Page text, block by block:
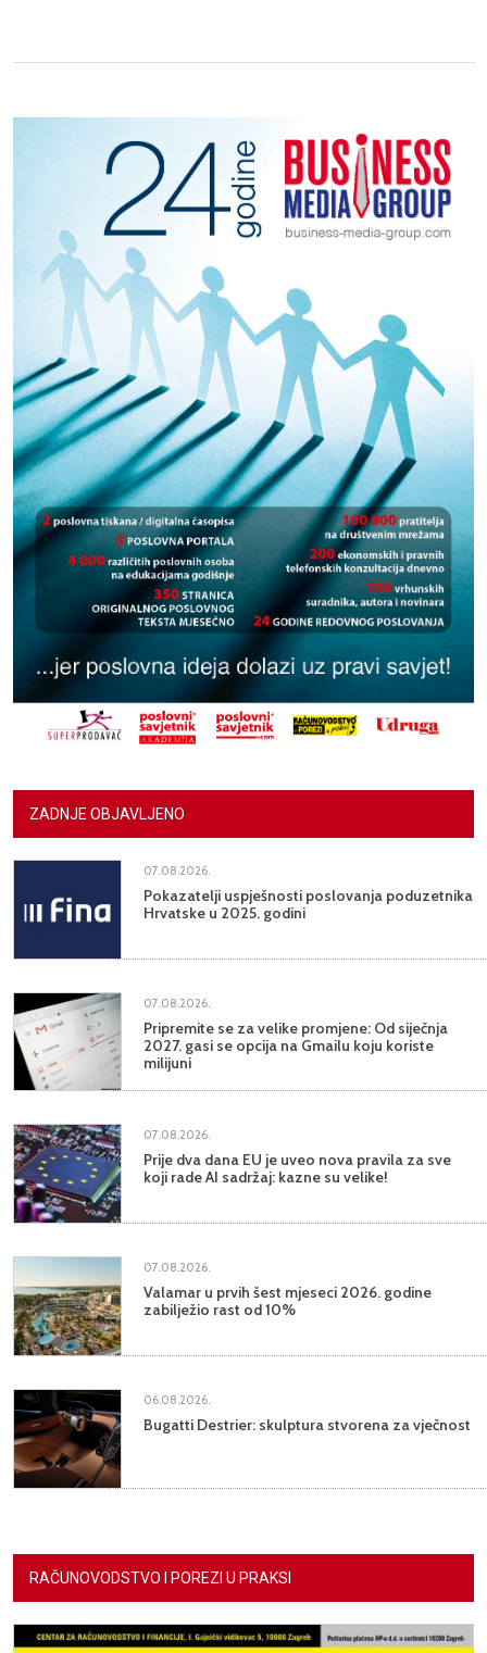
ZADNJE OBJAVLJENO
07.08.2026.
Pokazatelji uspješnosti poslovanja poduzetnika
Hrvatske u 2025. godini
07.08.2026.
Pripremite se za velike promjene: Od siječnja
2027. gasi se opcija na Gmailu koju koriste
milijuni
07.08.2026.
Prije dva dana EU je uveo nova pravila za sve
koji rade AI sadržaj: kazne su velike!
07.08.2026.
Valamar u prvih šest mjeseci 2026. godine
zabilježio rast od 10%
06.08.2026.
Bugatti Destrier: skulptura stvorena za vječnost
RAČUNOVODSTVO I POREZI U PRAKSI